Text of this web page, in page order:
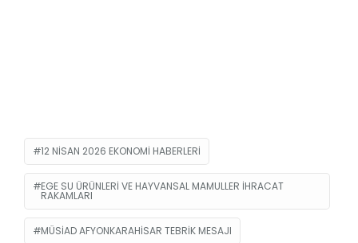
12 NISAN 2026 EKONOMI HABERLERI
EGE SU ÜRÜNLERI VE HAYVANSAL MAMULLER IHRACAT
RAKAMLARI
MÜSIAD AFYONKARAHISAR TEBRIK MESAJI